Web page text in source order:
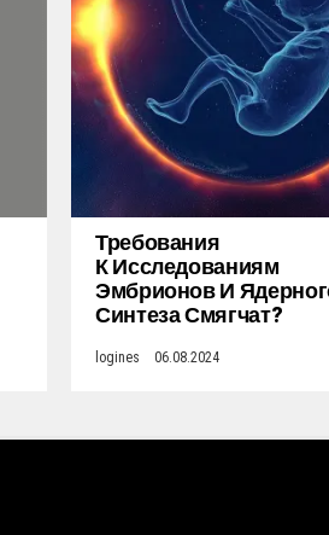
Требования
К Исследованиям
Эмбрионов И
Синтеза Смягчат?
logines 06.08.2024